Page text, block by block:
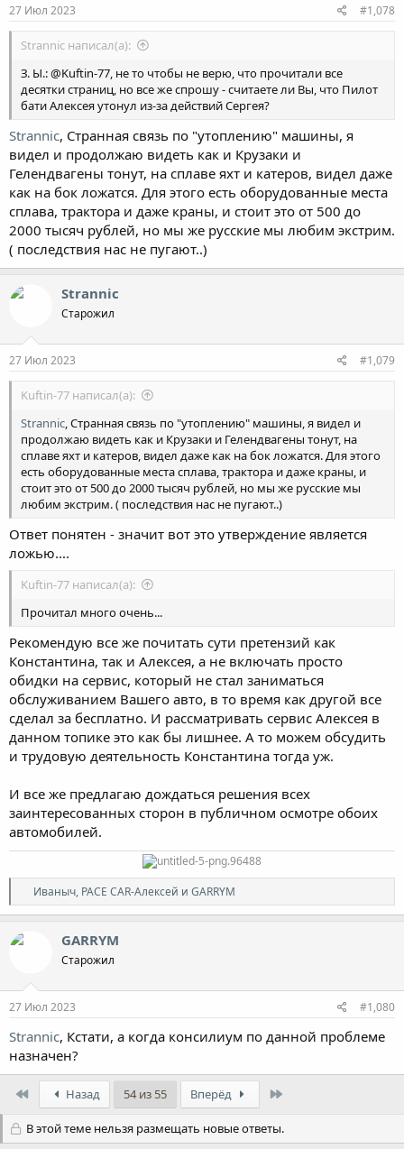
27 Июл 2023 #1,078
Strannic написал(а):
З. Ы.: @Kuftin-77, не то чтобы не верю, что прочитали все
десятки страниц, но все же спрошу - считаете ли Вы, что Пилот
бати Алексея утонул из-за действий Сергея?
Strannic, Странная связь по "утоплению" машины, я
видел и продолжаю видеть как и Крузаки и
Гелендвагены тонут, на сплаве яхт и катеров, видел даже
как на бок ложатся. Для этого есть оборудованные места
сплава, трактора и даже краны, и стоит это от 500 до
2000 тысяч рублей, но мы же русские мы любим экстрим.
( последствия нас не пугают..)
Strannic
Старожил
27 Июл 2023 #1,079
Kuftin-77 написал(а):
Strannic , Странная связь по "утоплению" машины, я видел и
продолжаю видеть как и Крузаки и Гелендвагены тонут, на
сплаве яхт и катеров, видел даже как на бок ложатся. Для этого
есть оборудованные места сплава, трактора и даже краны, и
стоит это от 500 до 2000 тысяч рублей, но мы же русские мы
любим экстрим. ( последствия нас не пугают..)
Ответ понятен - значит вот это утверждение является
ложью....
Kuftin-77 написал(а):
Прочитал много очень...
Рекомендую все же почитать сути претензий как
Константина, так и Алексея, а не включать просто
обидки на сервис, который не стал заниматься
обслуживанием Вашего авто, в то время как другой все
сделал за бесплатно. И рассматривать сервис Алексея в
данном топике это как бы лишнее. А то можем обсудить
и трудовую деятельность Константина тогда уж.
И все же предлагаю дождаться решения всех
заинтересованных сторон в публичном осмотре обоих
автомобилей.
Р
е
а
:
Иваныч, PACE CAR-Алексей и GARRYM
GARRYM
Старожил
27 Июл 2023 #1,080
Strannic, Кстати, а когда консилиум по данной проблеме
назначен?
Назад 54 из 55 Вперёд
В этой теме нельзя размещать новые ответы.